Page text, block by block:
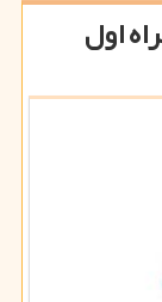
همراه اول